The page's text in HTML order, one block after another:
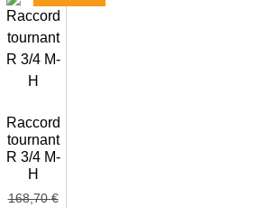
Raccord
tournant
R 3/4 M-
H
168,70€